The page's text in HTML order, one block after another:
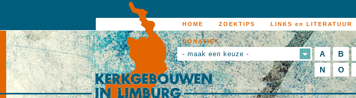
HOME ZOEKTIPS LINKS en LITERATUUR
DONATIES
- maak een keuze - A B
N
O